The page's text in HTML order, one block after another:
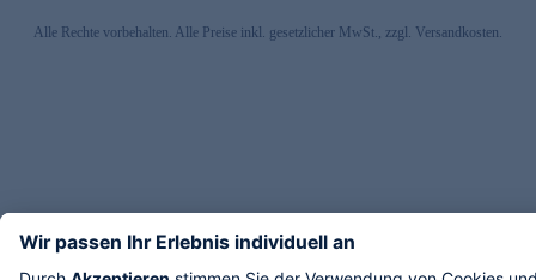
Alle Rechte vorbehalten. Alle Preise inkl. gesetzlicher MwSt., zzgl. Versandkosten.